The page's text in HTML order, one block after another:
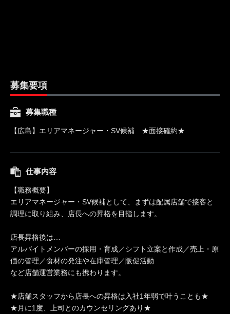
募集要項
募集職種
【広島】エリアマネージャー・SV候補 ★面接確約★
仕事内容
【職務概要】
エリアマネージャー・SV候補として、まずは配属店舗で接客と
調理に取り組み、店長への昇格を目指します。
店長昇格後は…
アルバイトメンバーの採用・育成／シフト立案と作成／売上・原
価の管理／食材の発注や在庫管理／販促活動
など店舗運営業務にも携わります。
★店舗スタッフから店長への昇格は入社1年弱で叶うことも★
★月に1度、上司とのカウンセリングあり★